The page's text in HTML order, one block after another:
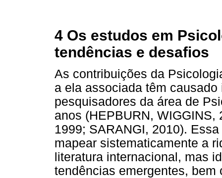
4 Os estudos em
tendências e desafios
As contribuições da
a ela associada têm
pesquisadores da área de
anos (HEPBURN, WIGGINS,
1999; SARANGI, 2010).
mapear sistematicamente a
literatura internacional, mas
tendências emergentes,